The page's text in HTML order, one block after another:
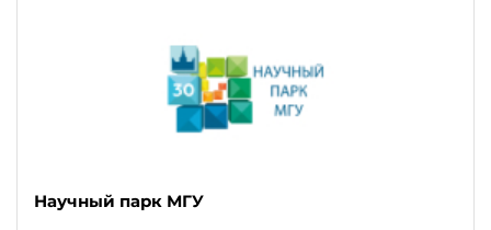
Научный парк МГУ